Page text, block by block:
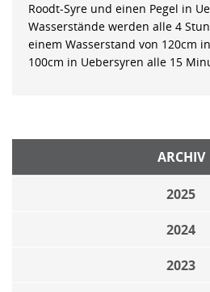
Roodt-Syre und einen Pegel in
Wasserstände werden alle 4
einem Wasserstand von 120cm
100cm in Uebersyren alle 15
ARCHIV
2025
2024
2023